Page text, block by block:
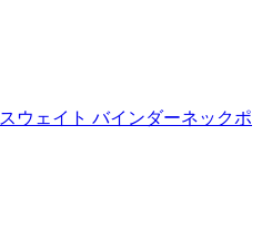
ウェイト バインダーネックポ